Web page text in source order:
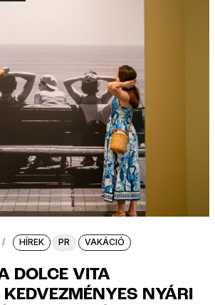
/ HÍREK PR VAKÁCIÓ
DOLCE VITA
KEDVEZMÉNYES NYÁRI